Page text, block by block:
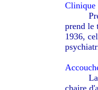
Clinique
prend le
1936,
chaire